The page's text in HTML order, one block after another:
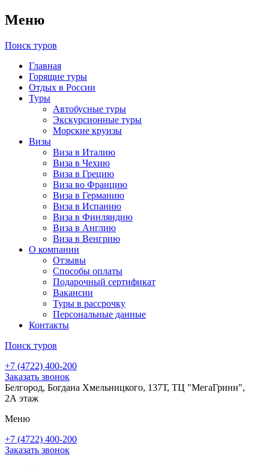
Меню
Поиск туров
Главная
Горящие туры
Отдых в России
Туры
Автобусные туры
Экскурсионные туры
Морские круизы
Визы
Виза в Италию
Виза в Чехию
Виза в Грецию
Виза во Францию
Виза в Германию
Виза в Испанию
Виза в Финляндию
Виза в Англию
Виза в Венгрию
О компании
Отзывы
Способы оплаты
Подарочный сертификат
Вакансии
Туры в рассрочку
Персональные данные
Контакты
Поиск туров
+7 (4722) 400-200
Заказать звонок
Белгород, Богдана Хмельницкого, 137Т, ТЦ "МегаГринн",
2А этаж
Меню
+7 (4722) 400-200
Заказать звонок